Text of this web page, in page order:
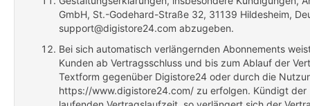
GmbH, St.-Godehard-Straße 32, 31139 Hildesheim,
support@digistore24.com abzugeben.
Bei sich automatisch verlängernden Abonnements
Kunden ab Vertragsschluss und bis zum Ablauf der
Textform gegenüber Digistore24 oder durch die
https://www.digistore24.com/ zu erfolgen. Kündigt